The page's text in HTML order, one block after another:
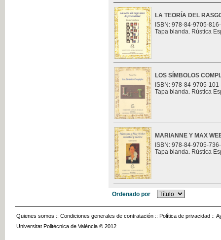
LA TEORÍA DEL
ISBN: 978-84-9705-
Tapa blanda. Rústica
LOS SÍMBOLOS
ISBN: 978-84-9705-
Tapa blanda. Rústica
MARIANNE Y MAX
ISBN: 978-84-9705-
Tapa blanda. Rústica
Ordenado por
Quienes somos :: Condiciones generales de contratación :: Política de privacidad ::
Universitat Politècnica de València © 2012